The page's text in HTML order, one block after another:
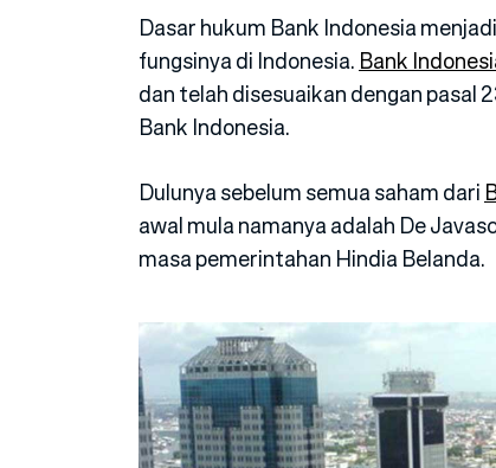
Dasar hukum Bank Indonesia
fungsinya di Indonesia. Bank
dan telah disesuaikan dengan pasal
Bank Indonesia.
Dulunya sebelum semua saham dari
awal mula namanya adalah De
masa pemerintahan Hindia Belanda.